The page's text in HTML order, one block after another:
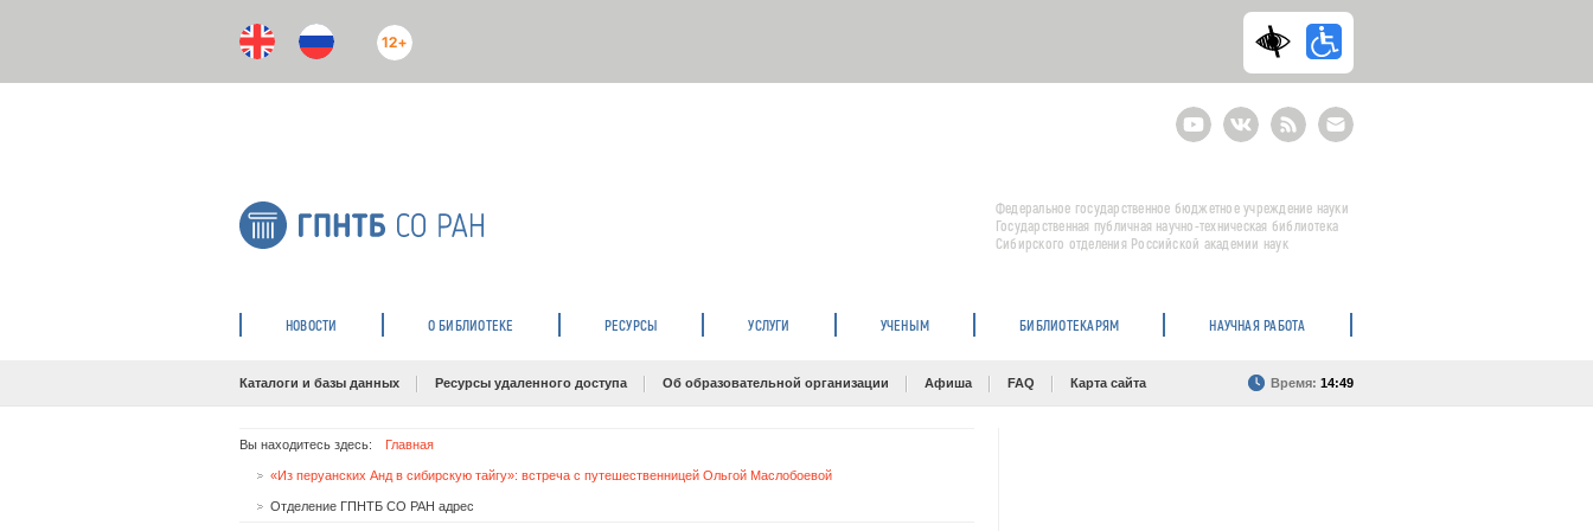
12+
YoutubeВКонтактеRSS
E-
mail
подписка
Федеральное государственное бюджетное учреждение науки
Государственная публичная научно-техническая библиотека
Сибирского отделения Российской академии наук
НОВОСТИ О БИБЛИОТЕКЕ РЕСУРСЫ УСЛУГИ УЧЕНЫМ БИБЛИОТЕКАРЯМ НАУЧНАЯ РАБОТА
Каталоги и базы данных Ресурсы удаленного доступа Об образовательной организации Афиша FAQ Карта сайта Время: 14:49
Вы находитесь здесь: Главная
«Из перуанских Анд в сибирскую тайгу»: встреча с путешественницей Ольгой Маслобоевой
Отделение ГПНТБ СО РАН адрес